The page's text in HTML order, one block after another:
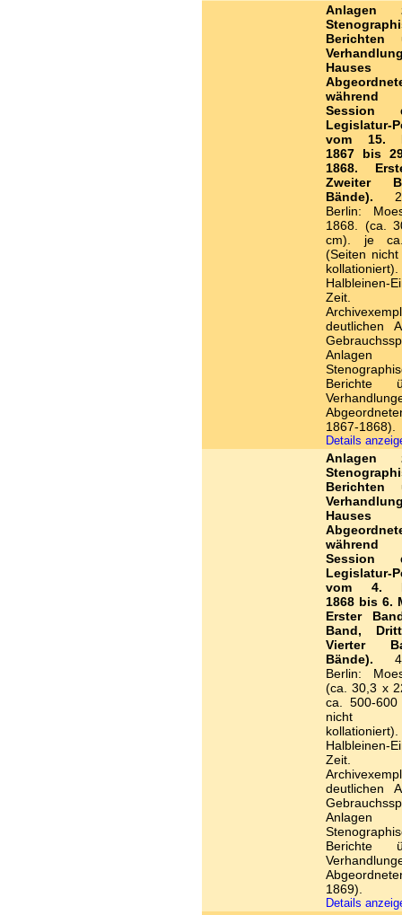
Anlagen
Berichten
Session
Legislatur-
vom 15.
1867 bis
1868.
Zweiter
Bände). 2
Berlin:
1868. (ca.
cm). je
(Seiten nicht
Halbleinen-
Zeit.
deutlichen
Anlagen
Berichte
1867-1868).
Details
Anlagen
Berichten
Session
Legislatur-
vom 4.
1868 bis 6.
Erster
Band,
Vierter
Bände). 4
Berlin:
(ca. 30,3 x
ca. 500-
nicht
Halbleinen-
Zeit.
deutlichen
Anlagen
Berichte
1869).
Details